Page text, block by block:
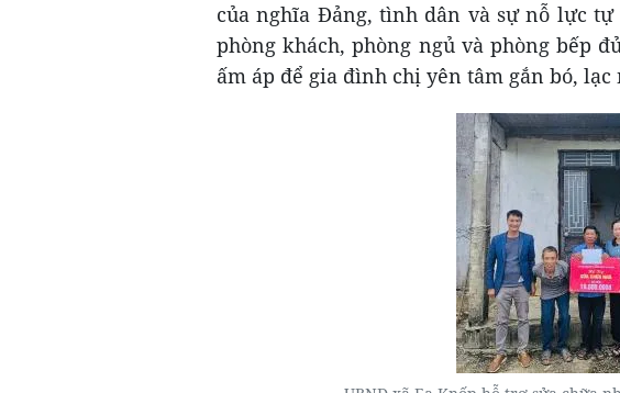
của nghĩa Đảng, tình dân và sự nỗ lực
phòng khách, phòng ngủ và phòng bếp
ấm áp để gia đình chị yên tâm gắn bó,